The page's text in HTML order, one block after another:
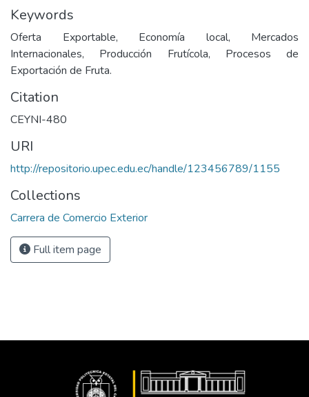
Keywords
Oferta Exportable, Economía local, Mercados
Internacionales, Producción Frutícola, Procesos de
Exportación de Fruta.
Citation
CEYNI-480
URI
http://repositorio.upec.edu.ec/handle/123456789/1155
Collections
Carrera de Comercio Exterior
Full item page